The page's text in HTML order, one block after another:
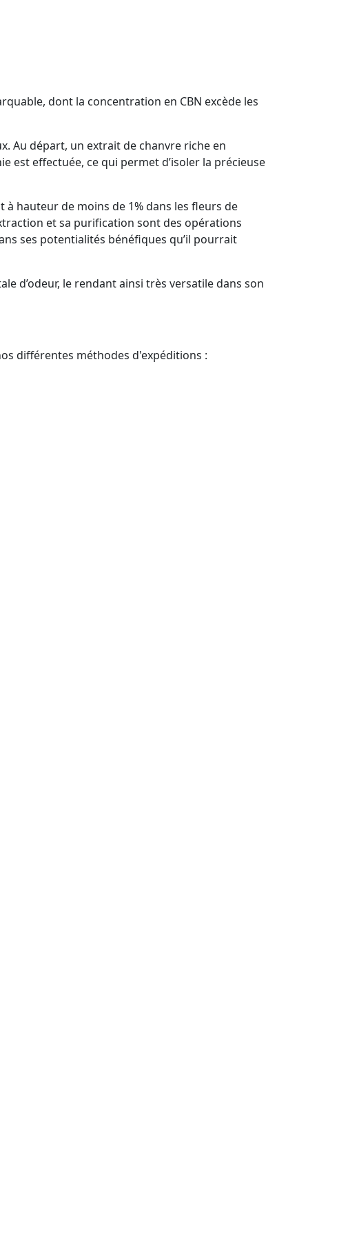
dont la concentration en CBN excède les
Au départ, un extrait de chanvre riche en
est effectuée, ce qui permet d’isoler la précieuse
hauteur de moins de 1% dans les fleurs de
et sa purification sont des opérations
ses potentialités bénéfiques qu’il pourrait
d’odeur, le rendant ainsi très versatile dans son
différentes méthodes d'expéditions :